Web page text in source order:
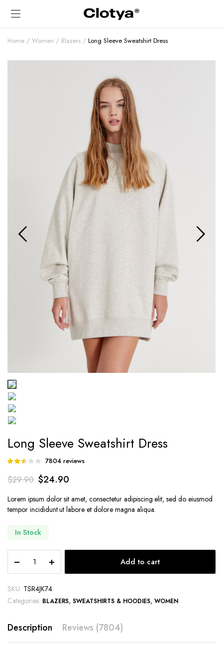
Home Women Blazers Long Sleeve Sweatshirt Dress
Long Sleeve Sweatshirt Dress
Rated
out of
based
on
7781
customer
7804reviews
$29.90 $24.90
Lorem ipsum dolor sit amet, consectetur adipiscing elit, sed do eiusmod
tempor incididunt ut labore et dolore magna aliqua.
In Stock
Sleeve
Sweatshirt
Dress
quantity
Add to cart
SKU: TSR4JK74
Categories: BLAZERS,SWEATSHIRTS & HOODIES, WOMEN
Description Reviews (7804)